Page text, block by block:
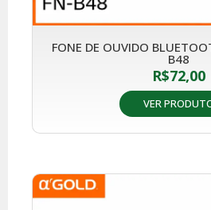
FONE DE OUVIDO
B48
R$72,00
VER